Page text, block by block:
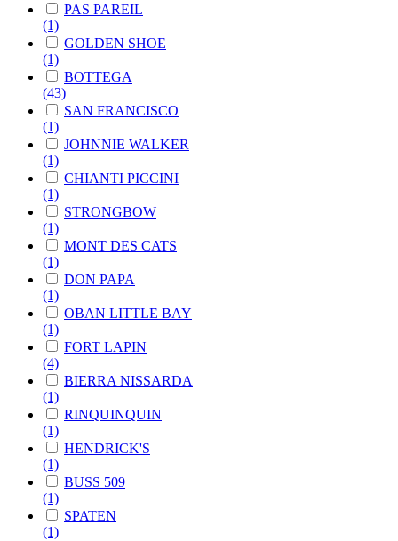
PAS PAREIL
(1)
GOLDEN SHOE
(1)
BOTTEGA
(43)
SAN FRANCISCO
(1)
JOHNNIE WALKER
(1)
CHIANTI PICCINI
(1)
STRONGBOW
(1)
MONT DES CATS
(1)
DON PAPA
(1)
OBAN LITTLE BAY
(1)
FORT LAPIN
(4)
BIERRA NISSARDA
(1)
RINQUINQUIN
(1)
HENDRICK'S
(1)
BUSS 509
(1)
SPATEN
(1)